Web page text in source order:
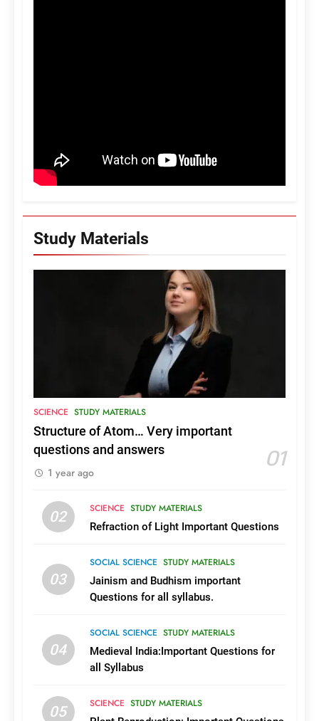
Study Materials
SCIENCE STUDY MATERIALS
Structure of Atom… Very important
questions and answers
01
1 year ago
02 SCIENCE STUDY MATERIALS
Refraction of Light Important Questions
03
SOCIAL SCIENCE STUDY MATERIALS
Jainism and Budhism important
Questions for all syllabus.
04
SOCIAL SCIENCE STUDY MATERIALS
Medieval India:Important Questions for
all Syllabus
05 SCIENCE STUDY MATERIALS
16
B.Sc. Dialysis Technology
Colleges and Seats in Kerala
COURSES AND COLLEGES
B.Sc Medical Laboratory
Technology (BSc MLT) Colleges
in Kerala
COURSES AND COLLEGES
18
List of Aided & Autonomous
Details
COURSES AND COLLEGES
Complete List of Govt,Aided
Engineering Colleges in Kerala
COURSES AND COLLEGES
1
2026ലെ കേരളത്തിലെ
സർക്കാർ, എയ്ഡഡ്
കോളജുകൾ